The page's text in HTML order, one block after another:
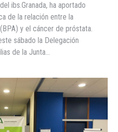
ibs.Granada, ha aportado
de la relación entre la
y el cáncer de próstata.
sábado la Delegación
de la Junta…